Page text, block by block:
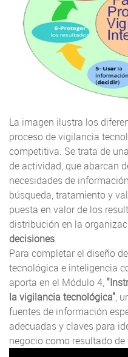
La imagen ilustra los
proceso de vigilancia
competitiva. Se trata de
de actividad, que abarcan
necesidades de
búsqueda, tratamiento y
puesta en valor de los
distribución en la
decisiones.
Para completar el diseño
tecnológica e inteligencia
aporta en el Módulo 4,
la vigilancia tecnológica",
fuentes de información
adecuadas y claves para
negocio como resultado